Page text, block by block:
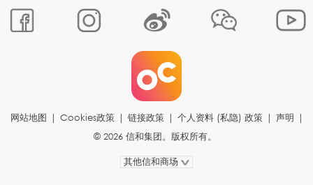
网站地图 | Cookies政策 | 链接政策 | 个人资料 (私隐) 政策 | 声明 |
© 2026 信和集团。版权所有。
其他信和商场